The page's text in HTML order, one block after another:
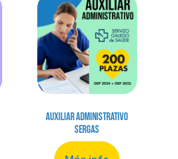
Auxiliar Administrativo
Sergas